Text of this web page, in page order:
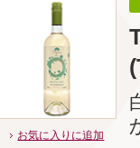
お気に入りに追加